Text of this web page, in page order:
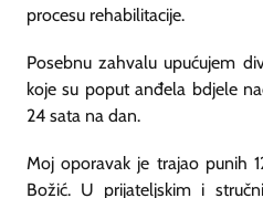
procesu rehabilitacije.
Posebnu zahvalu upućujem
koje su poput anđela bdjele
24 sata na dan.
Moj oporavak je trajao punih
Božić. U prijateljskim i